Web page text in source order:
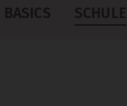
BASICS SCHULE